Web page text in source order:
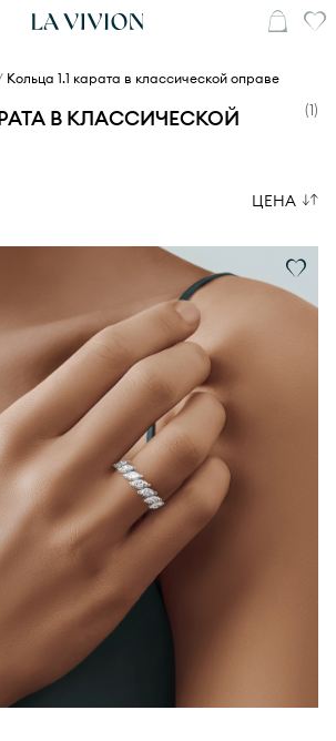
Кольца 1.1 карата в классической оправе
В КЛАССИЧЕСКОЙ
(1)
ЦЕНА